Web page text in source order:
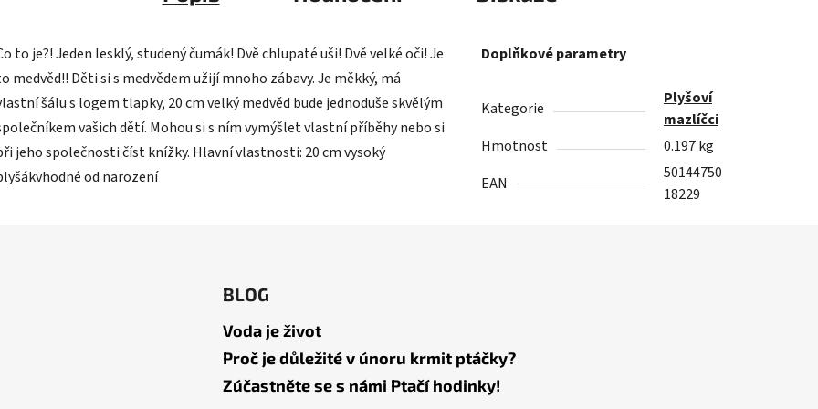
to je?! Jeden lesklý, studený čumák! Dvě chlupaté uši! Dvě velké oči! Je
medvěd!! Děti si s medvědem užijí mnoho zábavy. Je měkký, má
šálu s logem tlapky, 20 cm velký medvěd bude jednoduše skvělým
vašich dětí. Mohou si s ním vymýšlet vlastní příběhy nebo si
jeho společnosti číst knížky. Hlavní vlastnosti: 20 cm vysoký
od narození
Doplňkové parametry
Kategorie
Plyšoví
mazlíčci
Hmotnost
0.197 kg
EAN
50144750
18229
BLOG
Voda je život
Proč je důležité v únoru krmit ptáčky?
Zúčastněte se s námi Ptačí hodinky!